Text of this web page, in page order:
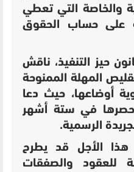
والخاصة التي تعطي
على حساب الحقوق
حيز التنفيذ، ناقش
المهلة الممنوحة
أوضاعها، حيث دعا
في ستة أشهر
الرسمية.
هذا الأجل قد يطرح
للعقود والصفقات